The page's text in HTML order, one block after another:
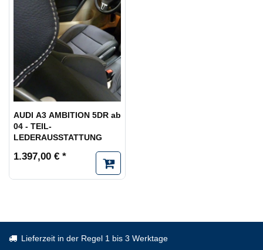
AUDI A3 AMBITION 5DR ab
04 - TEIL-
LEDERAUSSTATTUNG
1.397,00 € *
Lieferzeit in der Regel 1 bis 3 Werktage